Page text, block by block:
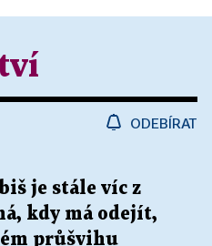
ODEBÍRAT
je stále víc z
kdy má odejít,
průšvihu